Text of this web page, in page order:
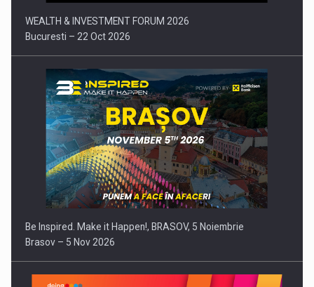
WEALTH & INVESTMENT FORUM 2026
Bucuresti – 22 Oct 2026
Be Inspired. Make it Happen!, BRASOV, 5 Noiembrie
Brasov – 5 Nov 2026